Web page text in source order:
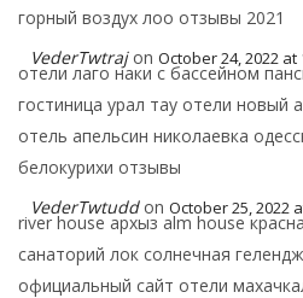
горный воздух лоо отзывы 2021
VederTwtraj on October 24, 2022 at
отели лаго наки с бассейном
гостиница урал тау отели новый
отель апельсин николаевка
белокурихи отзывы
VederTwtudd on October 25, 2022
river house архыз alm house
санаторий лок солнечная
официальный сайт отели